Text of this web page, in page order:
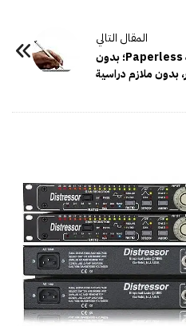
تحولت بالكامل لاسلوب الدراسة Paperless؛ بدون
بدون ملازم دراسية